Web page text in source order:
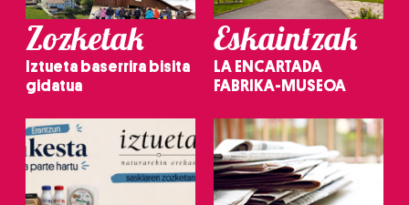
Zozketak
Iztueta baserrira bisita
gidatua
Eskaintzak
LA ENCARTADA
FABRIKA-MUSEOA